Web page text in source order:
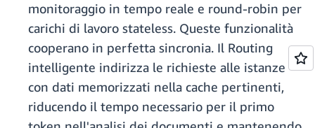
monitoraggio in tempo reale e round-robin per
carichi di lavoro stateless. Queste funzionalità
cooperano in perfetta sincronia. Il Routing
intelligente indirizza le richieste alle istanze
con dati memorizzati nella cache pertinenti,
riducendo il tempo necessario per il primo